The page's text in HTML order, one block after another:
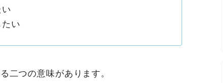
い
二つの意味があります。